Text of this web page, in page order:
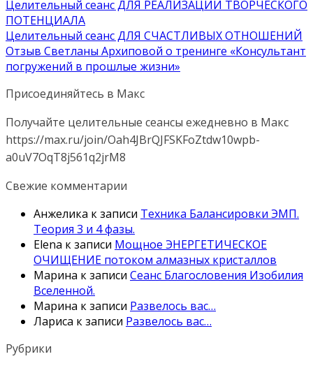
Целительный сеанс ДЛЯ РЕАЛИЗАЦИИ ТВОРЧЕСКОГО
ПОТЕНЦИАЛА
Целительный сеанс ДЛЯ СЧАСТЛИВЫХ ОТНОШЕНИЙ
Отзыв Светланы Архиповой о тренинге «Консультант
погружений в прошлые жизни»
Присоединяйтесь в Макс
Получайте целительные сеансы ежедневно в Макс
https://max.ru/join/Oah4JBrQJFSKFoZtdw10wpb-
a0uV7OqT8j561q2jrM8
Свежие комментарии
Анжелика к записи Техника Балансировки ЭМП.
Теория 3 и 4 фазы.
Elena к записи Мощное ЭНЕРГЕТИЧЕСКОЕ
ОЧИЩЕНИЕ потоком алмазных кристаллов
Марина к записи Сеанс Благословения Изобилия
Вселенной.
Марина к записи Развелось вас…
Лариса к записи Развелось вас…
Рубрики